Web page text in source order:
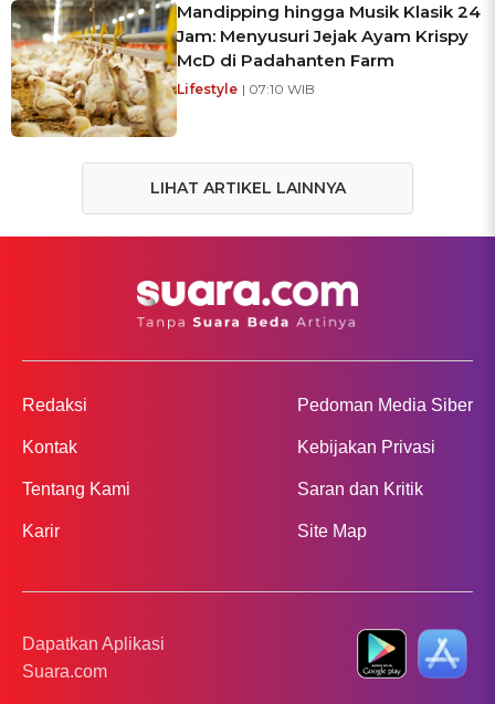
Mandipping hingga Musik Klasik 24
Jam: Menyusuri Jejak Ayam Krispy
McD di Padahanten Farm
Lifestyle | 07:10 WIB
LIHAT ARTIKEL LAINNYA
Redaksi
Kontak
Tentang Kami
Karir
Pedoman Media Siber
Kebijakan Privasi
Saran dan Kritik
Site Map
Dapatkan Aplikasi
Suara.com